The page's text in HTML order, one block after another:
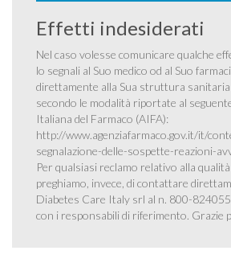
Effetti indesiderati
Nel caso volesse comunicare qualche
lo segnali al Suo medico od al Suo
direttamente alla Sua struttura
secondo le modalità riportate al
Italiana del Farmaco (AIFA):
http://www.agenziafarmaco.gov.it/it/
segnalazione-delle-sospette-reazioni-
Per qualsiasi reclamo relativo alla
preghiamo, invece, di contattare
Diabetes Care Italy srl al n. 800-
con i responsabili di riferimento. Grazie